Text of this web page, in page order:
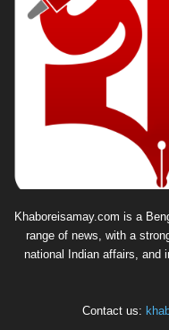
Khaboreisamay.com is a
range of news, with a
national Indian affairs, and
Contact us: